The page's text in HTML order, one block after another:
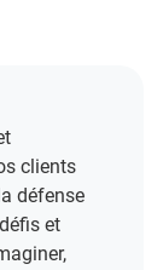
clients
défense
et